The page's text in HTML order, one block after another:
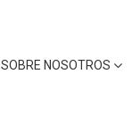
SOBRE NOSOTROS